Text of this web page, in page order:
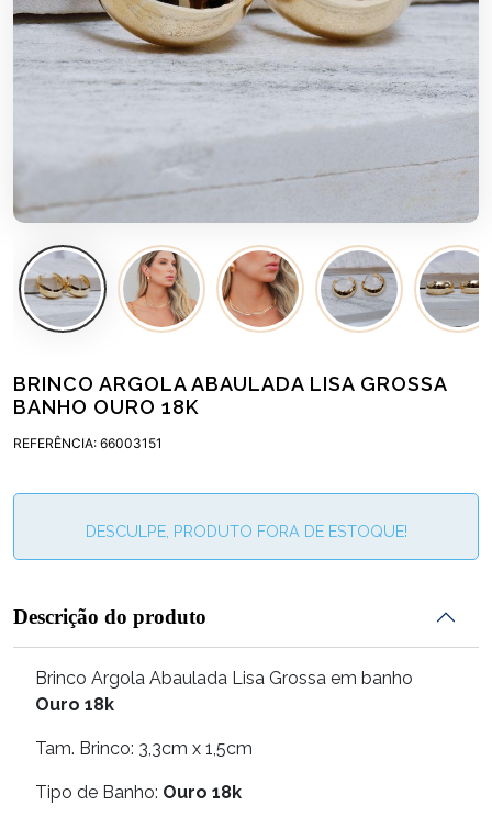
BRINCO ARGOLA ABAULADA LISA GROSSA
BANHO OURO 18K
REFERÊNCIA: 66003151
DESCULPE, PRODUTO FORA DE ESTOQUE!
Descrição do produto
Brinco Argola Abaulada Lisa Grossa em banho
Ouro 18k
Tam. Brinco: 3,3cm x 1,5cm
Tipo de Banho: Ouro 18k